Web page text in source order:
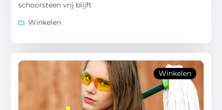
schoorsteen vrij blijft
Winkelen
Winkelen